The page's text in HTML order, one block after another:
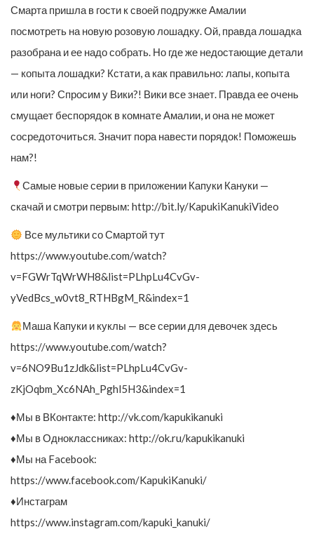
Смарта пришла в гости к своей подружке Амалии
посмотреть на новую розовую лошадку. Ой, правда лошадка
разобрана и ее надо собрать. Но где же недостающие детали
— копыта лошадки? Кстати, а как правильно: лапы, копыта
или ноги? Спросим у Вики?! Вики все знает. Правда ее очень
смущает беспорядок в комнате Амалии, и она не может
сосредоточиться. Значит пора навести порядок! Поможешь
нам?!
Самые новые серии в приложении Капуки Кануки —
скачай и смотри первым: http://bit.ly/KapukiKanukiVideo
Все мультики со Смартой тут
https://www.youtube.com/watch?
v=FGWrTqWrWH8&list=PLhpLu4CvGv-
yVedBcs_w0vt8_RTHBgM_R&index=1
Маша Капуки и куклы — все серии для девочек здесь
https://www.youtube.com/watch?
v=6NO9Bu1zJdk&list=PLhpLu4CvGv-
zKjOqbm_Xc6NAh_Pghl5H3&index=1
♦Мы в ВКонтакте: http://vk.com/kapukikanuki
♦Мы в Одноклассниках: http://ok.ru/kapukikanuki
♦Мы на Facebook:
https://www.facebook.com/KapukiKanuki/
♦Инстаграм
https://www.instagram.com/kapuki_kanuki/